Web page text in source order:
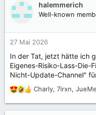
o
n
n
:
halemmerich
Well-known
27 Mai 2026
In der Tat, jetzt hätte ich
Eigenes-Risiko-Lass-Die-
Nicht-Update-Channel"
R
e
a
Charly, 7irxn,